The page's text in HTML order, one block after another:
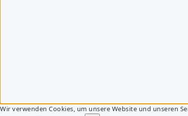
Wir verwenden Cookies, um unsere Website und unseren